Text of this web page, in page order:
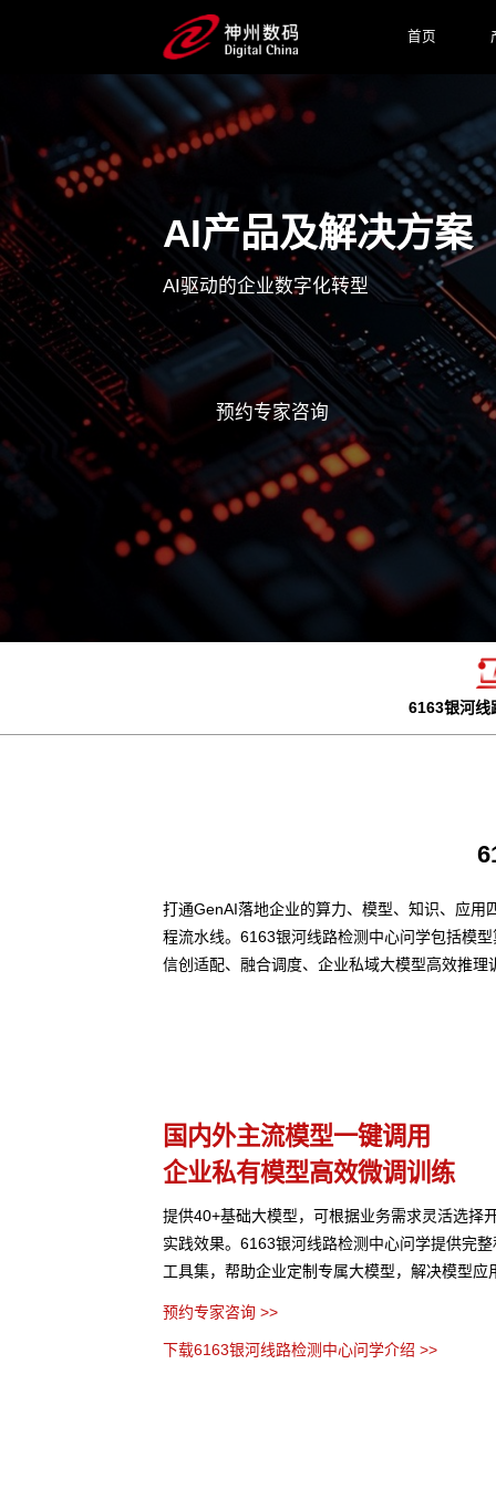
首页
AI产品及解决方案
AI驱动的企业数字化转型
预约专家咨询
6163银河线
打通GenAI落地企业的算力、模型、知识、应
程流水线。6163银河线路检测中心问学包括模
信创适配、融合调度、企业私域大模型高效推
多模态多层级知识库权限管理
激活企业数据资产
6163银河线路检测中心问学支持文本、图片、
化与非结构化知识格式有效整合， 可结合访问
保障数据安全，打造企业级私域知识库。
预约专家咨询 >>
下载6163银河线路检测中心问学介绍 >>